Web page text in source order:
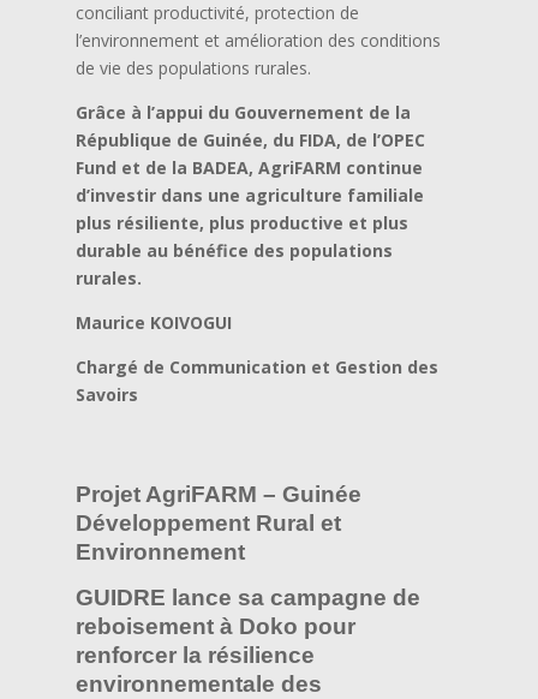
conciliant productivité, protection de
l’environnement et amélioration des conditions
de vie des populations rurales.
Grâce à l’appui du Gouvernement de la
République de Guinée, du FIDA, de l’OPEC
Fund et de la BADEA, AgriFARM continue
d’investir dans une agriculture familiale
plus résiliente, plus productive et plus
durable au bénéfice des populations
rurales.
Maurice KOIVOGUI
Chargé de Communication et Gestion des
Savoirs
Projet AgriFARM – Guinée
Développement Rural et
Environnement
GUIDRE lance sa campagne de
reboisement à Doko pour
renforcer la résilience
environnementale des